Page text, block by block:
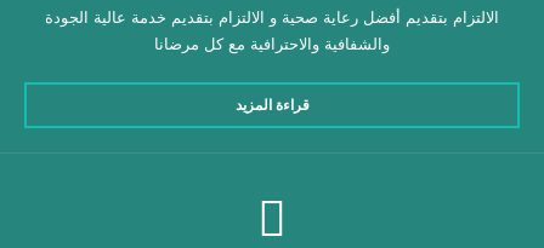
الالتزام بتقديم أفضل رعاية صحية و الالتزام بتقديم خدمة عالية الجودة
والشفافية والاحترافية مع كل مرضانا
قراءة المزيد